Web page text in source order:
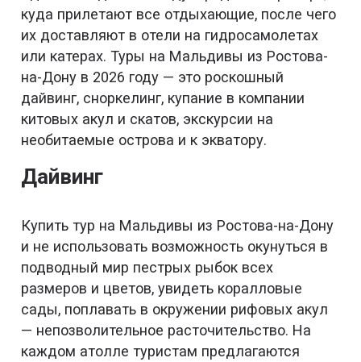
куда прилетают все отдыхающие, после чего
их доставляют в отели на гидросамолетах
или катерах. Туры на Мальдивы из Ростова-
на-Дону в 2026 году — это роскошный
дайвинг, сноркелинг, купание в компании
китовых акул и скатов, экскурсии на
необитаемые острова и к экватору.
Дайвинг
Купить тур на Мальдивы из Ростова-на-Дону
и не использовать возможность окунуться в
подводный мир пестрых рыбок всех
размеров и цветов, увидеть коралловые
сады, поплавать в окружении рифовых акул
— непозволительное расточительство. На
каждом атолле туристам предлагаются